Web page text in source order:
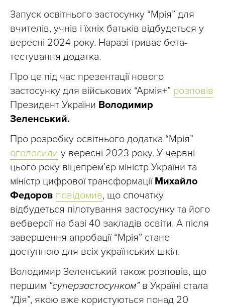
Запуск освітнього застосунку “Мрія” для
вчителів, учнів і їхніх батьків відбудеться у
вересні 2024 року. Наразі триває бета-
тестування додатка.
Про це під час презентації нового
застосунку для військових “Армія+” розповів
Президент України Володимир
Зеленський.
Про розробку освітнього додатка “Мрія”
оголосили у вересні 2023 року. У червні
цього року віцепрем’єр міністр України та
міністр цифрової трансформації Михайло
Федоров повідомив, що спочатку
відбудеться пілотування застосунку та його
вебверсії на базі 40 закладів освіти. А після
завершення апробації “Мрія” стане
доступною для всіх українських шкіл.
Володимир Зеленський також розповів, що
першим “суперзастосунком”в Україні стала
“Дія”, якою вже користуються понад 20